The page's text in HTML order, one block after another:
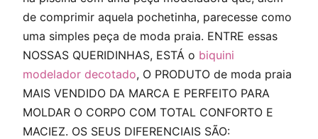
de comprimir aquela pochetinha, parecesse como
uma simples peça de moda praia. ENTRE essas
NOSSAS QUERIDINHAS, ESTÁ o biquini
modelador decotado, O PRODUTO de moda praia
MAIS VENDIDO DA MARCA E PERFEITO PARA
MOLDAR O CORPO COM TOTAL CONFORTO E
MACIEZ. OS SEUS DIFERENCIAIS SÃO: